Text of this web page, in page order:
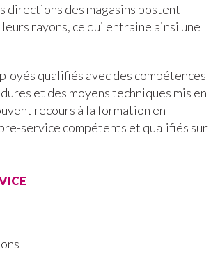
directions des magasins postent
rayons, ce qui entraine ainsi une
qualifiés avec des compétences
et des moyens techniques mis en
recours à la formation en
service compétents et qualifiés sur